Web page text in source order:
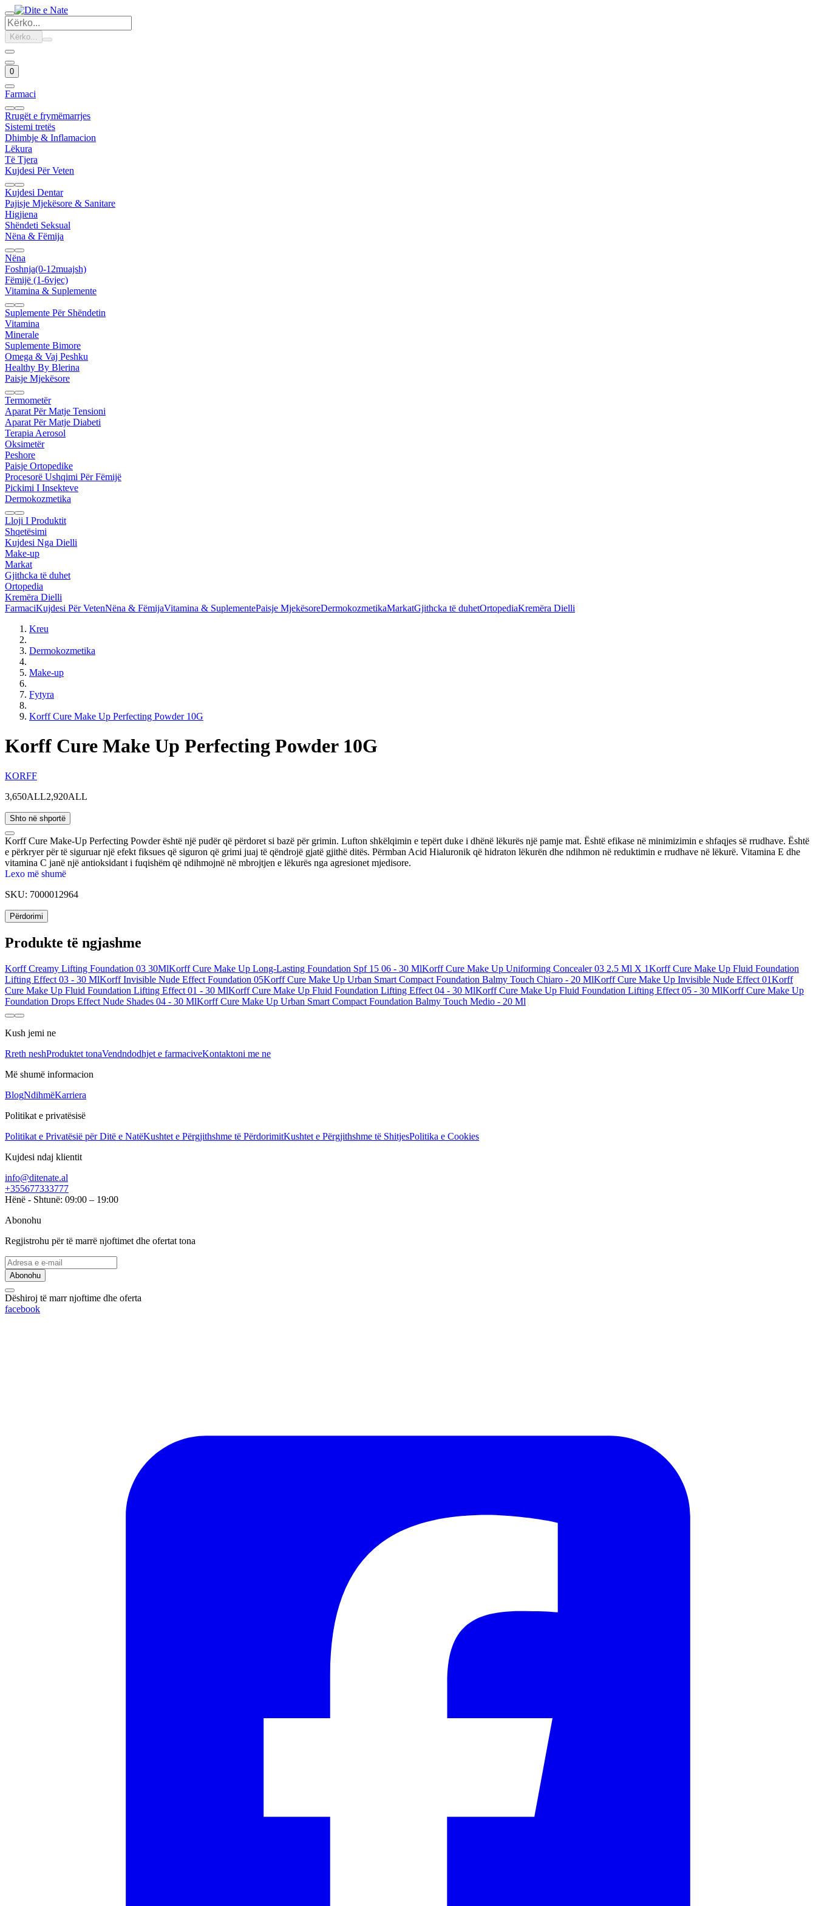
Kërko...
0
Farmaci
Rrugët e frymëmarrjes
Sistemi tretës
Dhimbje & Inflamacion
Lëkura
Të Tjera
Kujdesi Për Veten
Kujdesi Dentar
Pajisje Mjekësore & Sanitare
Higjiena
Shëndeti Seksual
Nëna & Fëmija
Nëna
Foshnja(0-12muajsh)
Fëmijë (1-6vjec)
Vitamina & Suplemente
Suplemente Për Shëndetin
Vitamina
Minerale
Suplemente Bimore
Omega & Vaj Peshku
Healthy By Blerina
Paisje Mjekësore
Termometër
Aparat Për Matje Tensioni
Aparat Për Matje Diabeti
Terapia Aerosol
Oksimetër
Peshore
Paisje Ortopedike
Procesorë Ushqimi Për Fëmijë
Pickimi I Insekteve
Dermokozmetika
Lloji I Produktit
Shqetësimi
Kujdesi Nga Dielli
Make-up
Markat
Gjithcka të duhet
Ortopedia
Kremëra Dielli
FarmaciKujdesi Për VetenNëna & FëmijaVitamina & SuplementePaisje MjekësoreDermokozmetikaMarkatGjithcka të duhetOrtopediaKremëra Dielli
Kreu
Dermokozmetika
Make-up
Fytyra
Korff Cure Make Up Perfecting Powder 10G
Korff Cure Make Up Perfecting Powder 10G
KORFF
3,650ALL2,920ALL
Shto në shportë
Korff Cure Make-Up Perfecting Powder është një pudër që përdoret si bazë për grimin. Lufton shkëlqimin e tepërt duke i dhënë lëkurës një pamje mat. Është efikase në minimizimin e shfaqjes së rrudhave. Është
e përkryer për të siguruar një efekt fiksues që siguron që grimi juaj të qëndrojë gjatë gjithë ditës. Përmban Acid Hialuronik që hidraton lëkurën dhe ndihmon në reduktimin e rrudhave në lëkurë. Vitamina E dhe
vitamina C janë një antioksidant i fuqishëm që ndihmojnë në mbrojtjen e lëkurës nga agresionet mjedisore.
Lexo më shumë
SKU: 7000012964
Përdorimi
Produkte të ngjashme
Korff Creamy Lifting Foundation 03 30MlKorff Cure Make Up Long-Lasting Foundation Spf 15 06 - 30 MlKorff Cure Make Up Uniforming Concealer 03 2.5 Ml X 1Korff Cure Make Up Fluid Foundation
Lifting Effect 03 - 30 MlKorff Invisible Nude Effect Foundation 05Korff Cure Make Up Urban Smart Compact Foundation Balmy Touch Chiaro - 20 MlKorff Cure Make Up Invisible Nude Effect 01Korff
Cure Make Up Fluid Foundation Lifting Effect 01 - 30 MlKorff Cure Make Up Fluid Foundation Lifting Effect 04 - 30 MlKorff Cure Make Up Fluid Foundation Lifting Effect 05 - 30 MlKorff Cure Make Up
Foundation Drops Effect Nude Shades 04 - 30 MlKorff Cure Make Up Urban Smart Compact Foundation Balmy Touch Medio - 20 Ml
Kush jemi ne
Rreth neshProduktet tonaVendndodhjet e farmaciveKontaktoni me ne
Më shumë informacion
BlogNdihmëKarriera
Politikat e privatësisë
Politikat e Privatësië për Ditë e NatëKushtet e Përgjithshme të PërdorimitKushtet e Përgjithshme të ShitjesPolitika e Cookies
Kujdesi ndaj klientit
info@ditenate.al
+355677333777
Hënë - Shtunë: 09:00 – 19:00
Abonohu
Regjistrohu për të marrë njoftimet dhe ofertat tona
Abonohu
Dëshiroj të marr njoftime dhe oferta
facebook